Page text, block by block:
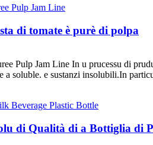
di tomate è purè di polpa
Pulp Jam Line In u prucessu di
soluble. e sustanzi insolubili.In
di Qualità di a Bottiglia di